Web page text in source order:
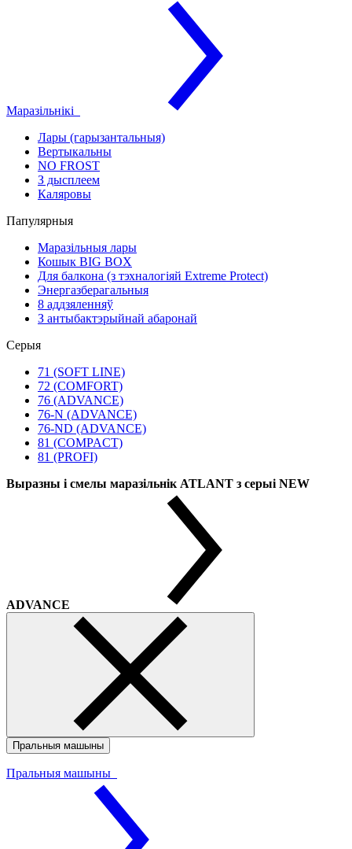
Маразільнікі
Лары (гарызантальныя)
Вертыкальны
NO FROST
З дысплеем
Каляровы
Папулярныя
Маразільныя лары
Кошык BIG BOX
Для балкона (з тэхналогіяй Extreme Protect)
Энергазберагальныя
8 аддзяленняў
З антыбактэрыйнай абаронай
Серыя
71 (SOFT LINE)
72 (COMFORT)
76 (ADVANCE)
76-N (ADVANCE)
76-ND (ADVANCE)
81 (COMPACT)
81 (PROFI)
Выразны і смелы маразільнік ATLANT з серыі NEW
ADVANCE
Пральныя машыны
Пральныя машыны